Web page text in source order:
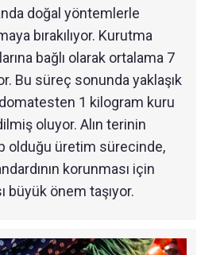
doğal yöntemlerle
bırakılıyor. Kurutma
bağlı olarak ortalama 7
Bu süreç sonunda yaklaşık
1 kilogram kuru
oluyor. Alın terinin
olduğu üretim sürecinde,
korunması için
büyük önem taşıyor.